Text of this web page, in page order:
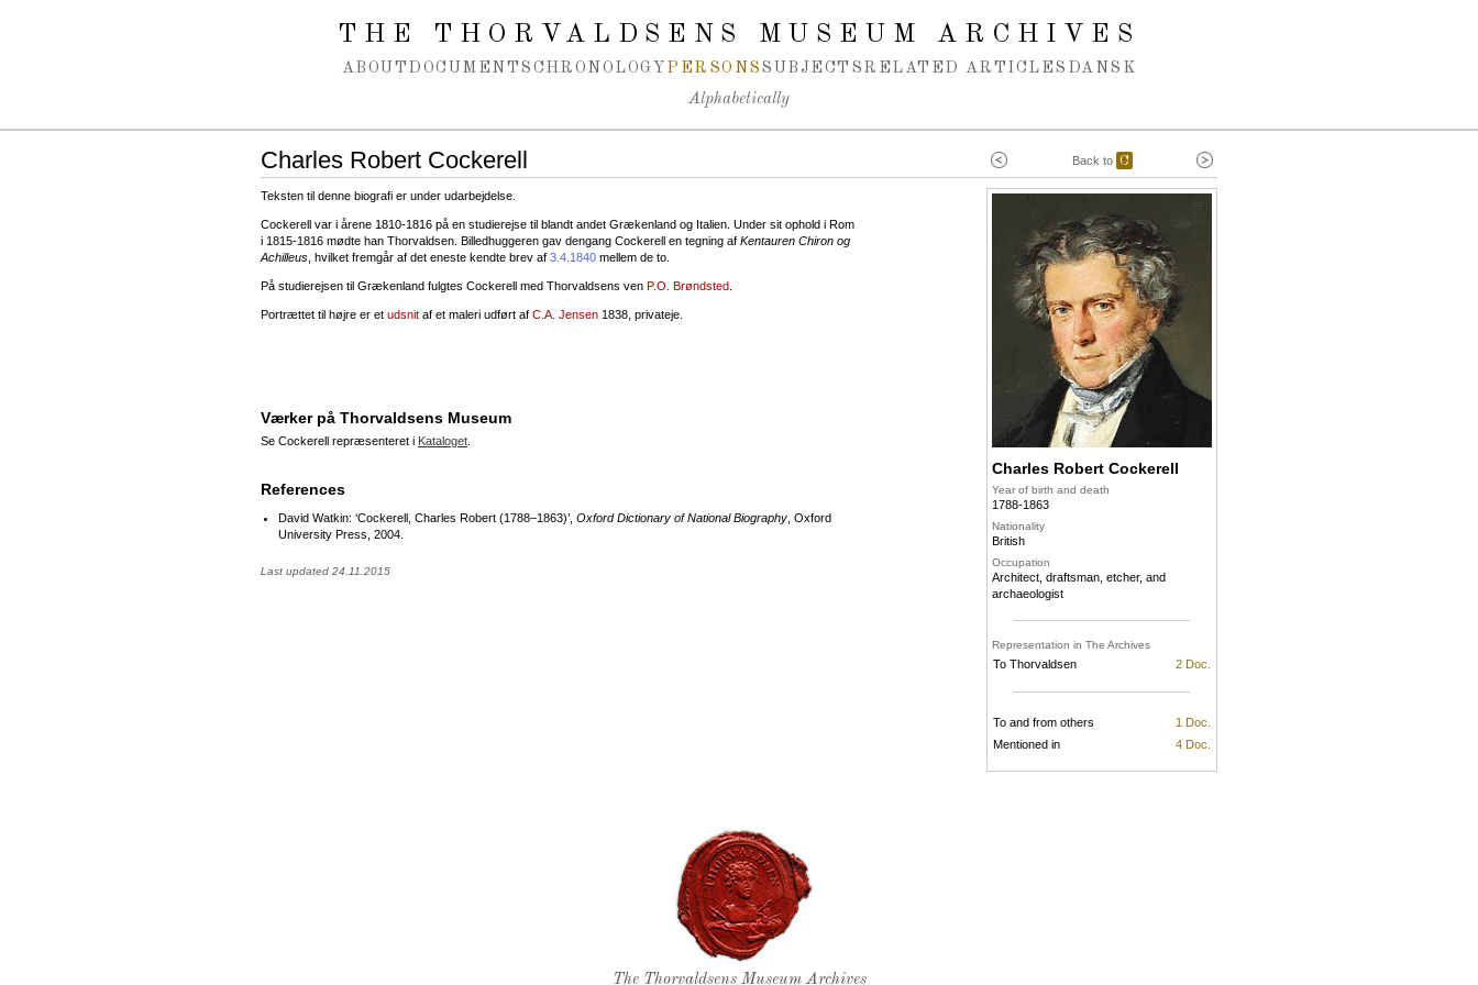
THE THORVALDSENS MUSEUM ARCHIVES
ABOUT DOCUMENTS CHRONOLOGY PERSONS SUBJECTS RELATED ARTICLES DANSK
Alphabetically
Back to C
Charles Robert Cockerell
Teksten til denne biografi er under udarbejdelse.
Cockerell var i årene 1810-1816 på en studierejse til blandt andet Grækenland og Italien. Under sit ophold i Rom
i 1815-1816 mødte han Thorvaldsen. Billedhuggeren gav dengang Cockerell en tegning af Kentauren Chiron og
Achilleus , hvilket fremgår af det eneste kendte brev af 3.4.1840 mellem de to.
På studierejsen til Grækenland fulgtes Cockerell med Thorvaldsens ven P.O. Brøndsted
Portrættet til højre er et udsnit af et maleri udført af C.A. Jensen 1838, privateje.
Værker på Thorvaldsens Museum
Se Cockerell repræsenteret i Kataloget
References
David Watkin: ‘Cockerell, Charles Robert (1788–1863)’, Oxford Dictionary of National Biography , Oxford
University Press, 2004.
Last updated 24.11.2015
Charles Robert Cockerell
Year of birth and death
1788-1863
Nationality
British
Occupation
Architect, draftsman, etcher, and
archaeologist
Representation in The Archives
To Thorvaldsen 2 Doc.
To and from others
1 Doc.
Mentioned in
4 Doc.
Thorvaldsen's seal
The Thorvaldsens Museum Archives